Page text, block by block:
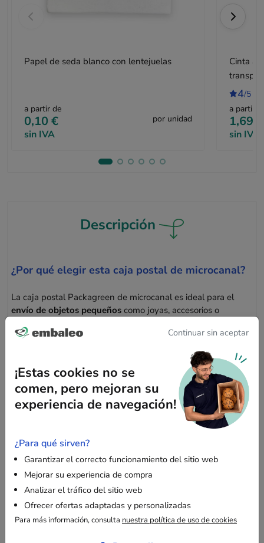
Papel de seda blanco con lentejuelas
a partir de
0,10 €
sin IVA
por unidad
Cinta
4/5
a partir
1,69 €
sin IVA
Descripción
¿Por qué elegir esta caja postal de microcanal?
La caja postal Packagreen de microcanal es ideal para el
envío de objetos pequeños como joyas, accesorios o
excelenteprotección frente a los golpes, manteniendo al
mismo tiempo un formato compacto y ligero. Es la solución
perfecta para garantizar que sus productos lleguen a destino
de forma segura.
El montaje de esta caja postal es extremadamente sencillo y
sólo requiere unos segundos. Gracias a su sistema de
preparación de sus envíos.
Ventajas de la caja Packagreen
Continuar sin aceptar
¡Estas cookies no se
comen, pero mejoran su
experiencia de navegación!
¿Para qué sirven?
Garantizar el correcto funcionamiento del sitio web
Mejorar su experiencia de compra
Analizar el tráfico del sitio web
Ofrecer ofertas adaptadas y personalizadas
Para más información, consulta nuestra política de uso de cookies